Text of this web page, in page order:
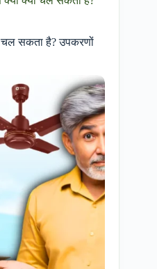
चल सकता है? उपकरणों